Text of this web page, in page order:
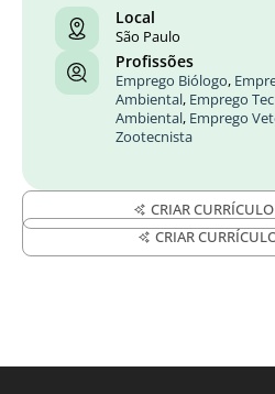
Local
São Paulo
Profissões
Emprego Biólogo,
Ambiental, Emprego
Ambiental, Emprego
Zootecnista
CRIAR
CRIAR